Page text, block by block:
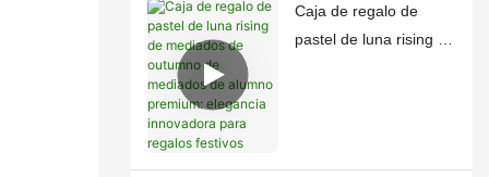
Caja de regalo de
pastel de luna rising de